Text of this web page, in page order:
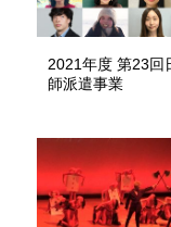
2021年度 第23回
師派遣事業